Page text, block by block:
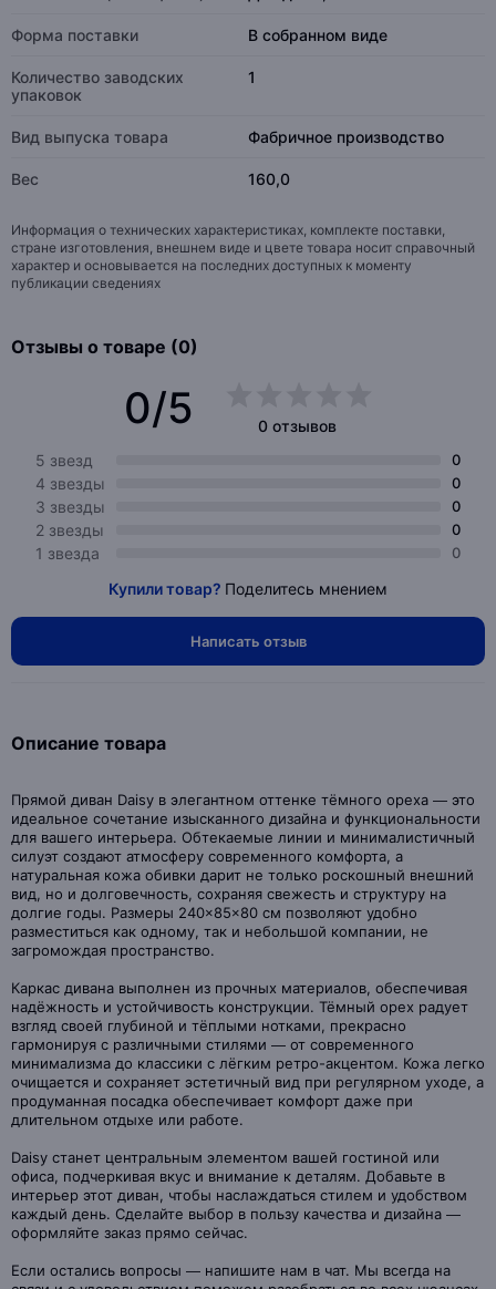
Форма поставки В собранном виде
Количество заводских
упаковок
1
Вид выпуска товара Фабричное производство
Вес 160,0
Информация о технических характеристиках, комплекте поставки,
стране изготовления, внешнем виде и цвете товара носит справочный
характер и основывается на последних доступных к моменту
публикации сведениях
Отзывы о товаре (0)
0/5
0 отзывов
5 звезд
0
4 звезды 0
3 звезды 0
2 звезды 0
1 звезда 0
Купили товар? Поделитесь мнением
Написать отзыв
Описание товара
Прямой диван Daisy в элегантном оттенке тёмного ореха — это
идеальное сочетание изысканного дизайна и функциональности
для вашего интерьера. Обтекаемые линии и минималистичный
силуэт создают атмосферу современного комфорта, а
натуральная кожа обивки дарит не только роскошный внешний
вид, но и долговечность, сохраняя свежесть и структуру на
долгие годы. Размеры 240×85×80 см позволяют удобно
разместиться как одному, так и небольшой компании, не
загромождая пространство.
Каркас дивана выполнен из прочных материалов, обеспечивая
надёжность и устойчивость конструкции. Тёмный орех радует
взгляд своей глубиной и тёплыми нотками, прекрасно
гармонируя с различными стилями — от современного
минимализма до классики с лёгким ретро-акцентом. Кожа легко
очищается и сохраняет эстетичный вид при регулярном уходе, а
продуманная посадка обеспечивает комфорт даже при
длительном отдыхе или работе.
Daisy станет центральным элементом вашей гостиной или
офиса, подчеркивая вкус и внимание к деталям. Добавьте в
интерьер этот диван, чтобы наслаждаться стилем и удобством
каждый день. Сделайте выбор в пользу качества и дизайна —
оформляйте заказ прямо сейчас.
Если остались вопросы — напишите нам в чат. Мы всегда на